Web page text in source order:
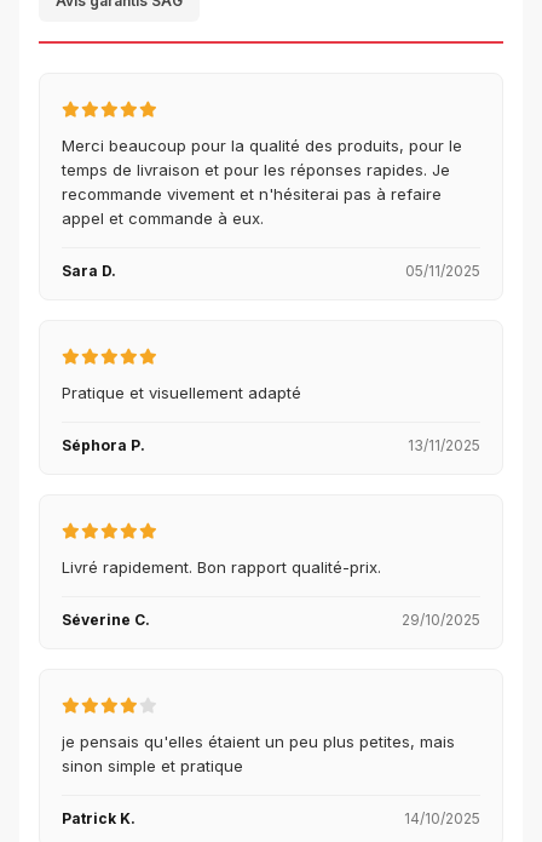
Merci beaucoup pour la qualité des produits, pour le
temps de livraison et pour les réponses rapides. Je
recommande vivement et n'hésiterai pas à refaire
appel et commande à eux.
Sara D. 05/11/2025
Pratique et visuellement adapté
Séphora P. 13/11/2025
Livré rapidement. Bon rapport qualité-prix.
Séverine C. 29/10/2025
je pensais qu'elles étaient un peu plus petites, mais
sinon simple et pratique
Patrick K. 14/10/2025